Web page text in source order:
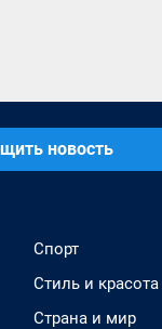
новость
Спорт
Стиль и красота
Страна и мир